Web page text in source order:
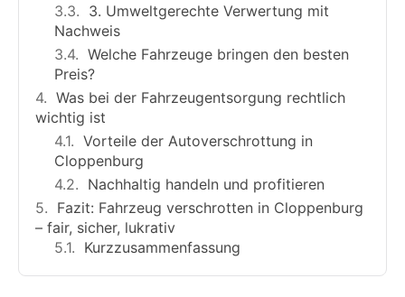
3. Umweltgerechte Verwertung mit
Nachweis
Welche Fahrzeuge bringen den besten
Preis?
Was bei der Fahrzeugentsorgung rechtlich
wichtig ist
Vorteile der Autoverschrottung in
Cloppenburg
Nachhaltig handeln und profitieren
Fazit: Fahrzeug verschrotten in Cloppenburg
– fair, sicher, lukrativ
Kurzzusammenfassung